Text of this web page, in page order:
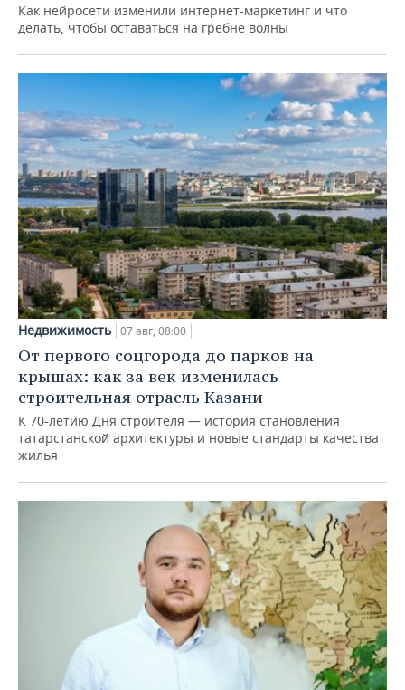
Как нейросети изменили интернет-маркетинг и что
делать, чтобы оставаться на гребне волны
Недвижимость 07 авг, 08:00
От первого соцгорода до парков на
крышах: как за век изменилась
строительная отрасль Казани
К 70-летию Дня строителя — история становления
татарстанской архитектуры и новые стандарты качества
жилья